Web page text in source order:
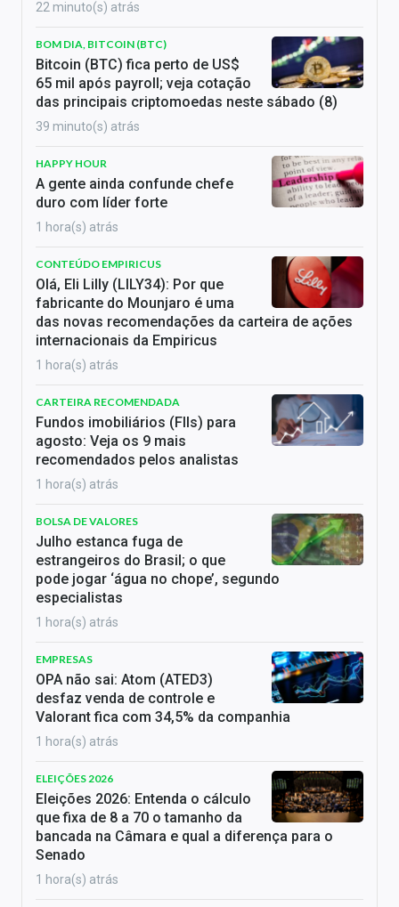
22 minuto(s) atrás
BOM DIA, BITCOIN (BTC)
Bitcoin (BTC) fica perto de US$
65 mil após payroll; veja cotação
das principais criptomoedas neste sábado (8)
39 minuto(s) atrás
HAPPY HOUR
A gente ainda confunde chefe
duro com líder forte
1 hora(s) atrás
CONTEÚDO EMPIRICUS
Olá, Eli Lilly (LILY34): Por que
fabricante do Mounjaro é uma
das novas recomendações da carteira de ações
internacionais da Empiricus
1 hora(s) atrás
CARTEIRA RECOMENDADA
Fundos imobiliários (FIIs) para
agosto: Veja os 9 mais
recomendados pelos analistas
1 hora(s) atrás
BOLSA DE VALORES
Julho estanca fuga de
estrangeiros do Brasil; o que
pode jogar ‘água no chope’, segundo
especialistas
1 hora(s) atrás
EMPRESAS
OPA não sai: Atom (ATED3)
desfaz venda de controle e
Valorant fica com 34,5% da companhia
1 hora(s) atrás
ELEIÇÕES 2026
Eleições 2026: Entenda o cálculo
que fixa de 8 a 70 o tamanho da
bancada na Câmara e qual a diferença para o
Senado
1 hora(s) atrás